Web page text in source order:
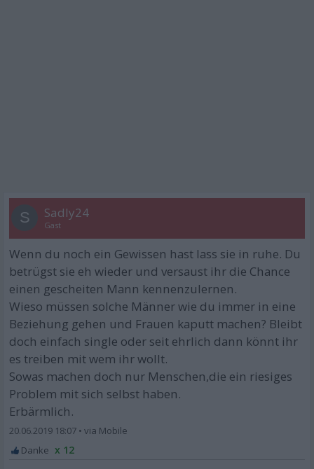
S Sadly24
Gast
Wenn du noch ein Gewissen hast lass sie in ruhe. Du
betrügst sie eh wieder und versaust ihr die Chance
einen gescheiten Mann kennenzulernen.
Wieso müssen solche Männer wie du immer in eine
Beziehung gehen und Frauen kaputt machen? Bleibt
doch einfach single oder seit ehrlich dann könnt ihr
es treiben mit wem ihr wollt.
Sowas machen doch nur Menschen,die ein riesiges
Problem mit sich selbst haben.
Erbärmlich.
20.06.2019 18:07 •
x 12